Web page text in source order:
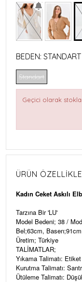
BEDEN: STANDART
Standart
Geçici olarak
ÜRÜN
Kadın Ceket Askılı
Tarzına Bir 'LU'
Model Bedeni; 38 /
Bel;63cm, Basen;91cm
Üretim; Türkiye
TALİMATLAR;
Yıkama Talimatı:
Kurutma Talimatı:
Ütüleme Talimatı: